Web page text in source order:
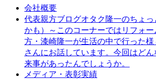
会社概要
代表親方ブログオタク隆一のちょ
かも）～このコーナーではリフォ
方・漆崎隆一が生活の中で行った
さんにお話しています。今回はど
来事があったんでしょうか。
メディア・表彰実績